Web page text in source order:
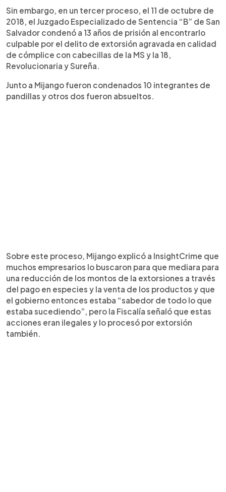
Sin embargo, en un tercer proceso, el 11 de octubre de
2018, el Juzgado Especializado de Sentencia “B” de San
Salvador condenó a 13 años de prisión al encontrarlo
culpable por el delito de extorsión agravada en calidad
de cómplice con cabecillas de la MS y la 18,
Revolucionaria y Sureña.
Junto a Mijango fueron condenados 10 integrantes de
pandillas y otros dos fueron absueltos.
Sobre este proceso, Mijango explicó a InsightCrime que
muchos empresarios lo buscaron para que mediara para
una reducción de los montos de la extorsiones a través
del pago en especies y la venta de los productos y que
el gobierno entonces estaba “sabedor de todo lo que
estaba sucediendo”, pero la Fiscalía señaló que estas
acciones eran ilegales y lo procesó por extorsión
también.